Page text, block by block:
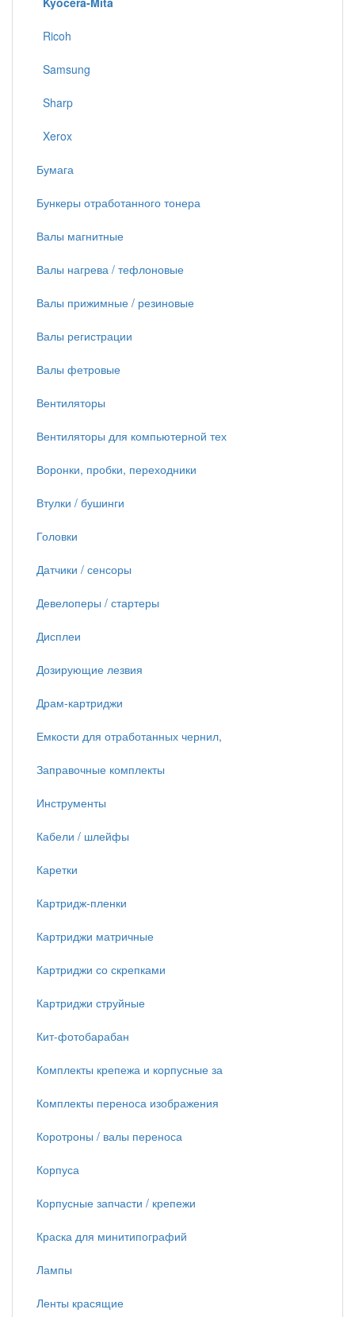
Ricoh
Samsung
Sharp
Xerox
Бумага
Бункеры отработанного тонера
Валы магнитные
Валы нагрева / тефлоновые
Валы прижимные / резиновые
Валы регистрации
Валы фетровые
Вентиляторы
Вентиляторы для компьютерной тех
Воронки, пробки, переходники
Втулки / бушинги
Головки
Датчики / сенсоры
Девелоперы / стартеры
Дисплеи
Дозирующие лезвия
Драм-картриджи
Емкости для отработанных чернил,
Заправочные комплекты
Инструменты
Кабели / шлейфы
Каретки
Картридж-пленки
Картриджи матричные
Картриджи со скрепками
Картриджи струйные
Кит-фотобарабан
Комплекты крепежа и корпусные за
Комплекты переноса изображения
Коротроны / валы переноса
Корпуса
Корпусные запчасти / крепежи
Краска для минитипографий
Лампы
Ленты красящие